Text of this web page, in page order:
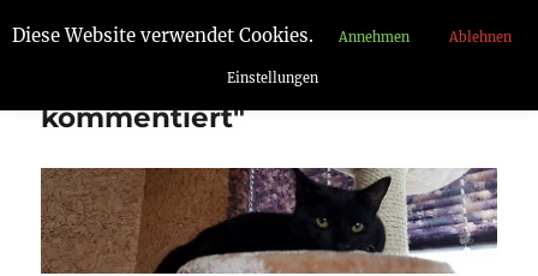
"Aufgelesen und
kommentiert"
Diese Website verwendet Cookies. Annehmen Ablehnen
Einstellungen